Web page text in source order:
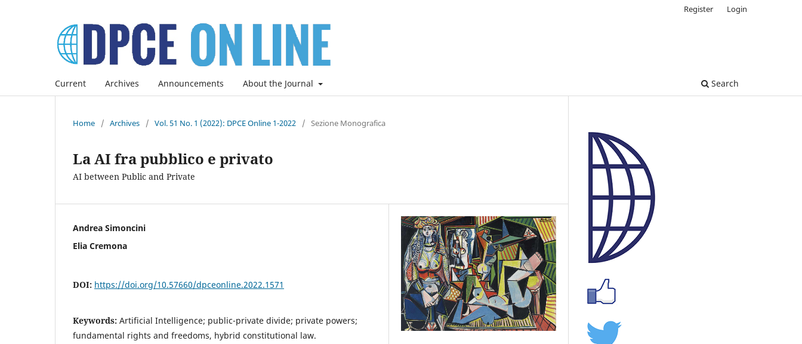
Current Archives Announcements About the Journal Search
Register Login
Home / Archives / Vol. 51 No. 1 (2022): DPCE Online 1-2022 / Sezione Monografica
La AI fra pubblico e privato
AI between Public and Private
Andrea Simoncini
Elia Cremona
DOI: https://doi.org/10.57660/dpceonline.2022.1571
Keywords: Artificial Intelligence; public-private divide; private powers;
fundamental rights and freedoms, hybrid constitutional law.